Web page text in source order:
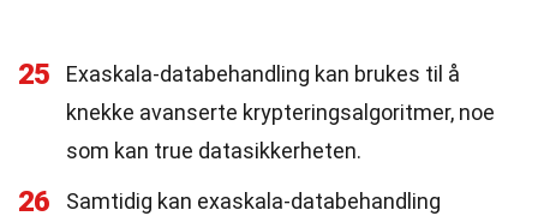
25
Exaskala-databehandling kan brukes til å
knekke avanserte krypteringsalgoritmer, noe
som kan true datasikkerheten.
26
Samtidig kan exaskala-databehandling